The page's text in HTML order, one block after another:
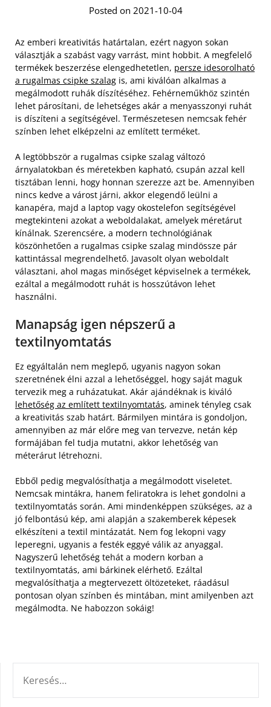
Posted on 2021-10-04
Az emberi kreativitás határtalan, ezért nagyon sokan
választják a szabást vagy varrást, mint hobbit. A megfelelő
termékek beszerzése elengedhetetlen, persze idesorolható
a rugalmas csipke szalag is, ami kiválóan alkalmas a
megálmodott ruhák díszítéséhez. Fehérneműkhöz szintén
lehet párosítani, de lehetséges akár a menyasszonyi ruhát
is díszíteni a segítségével. Természetesen nemcsak fehér
színben lehet elképzelni az említett terméket.
A legtöbbször a rugalmas csipke szalag változó
árnyalatokban és méretekben kapható, csupán azzal kell
tisztában lenni, hogy honnan szerezze azt be. Amennyiben
nincs kedve a várost járni, akkor elegendő leülni a
kanapéra, majd a laptop vagy okostelefon segítségével
megtekinteni azokat a weboldalakat, amelyek méretárut
kínálnak. Szerencsére, a modern technológiának
köszönhetően a rugalmas csipke szalag mindössze pár
kattintással megrendelhető. Javasolt olyan weboldalt
választani, ahol magas minőséget képviselnek a termékek,
ezáltal a megálmodott ruhát is hosszútávon lehet
használni.
Manapság igen népszerű a
textilnyomtatás
Ez egyáltalán nem meglepő, ugyanis nagyon sokan
szeretnének élni azzal a lehetőséggel, hogy saját maguk
tervezik meg a ruházatukat. Akár ajándéknak is kiváló
lehetőség az említett textilnyomtatás, aminek tényleg csak
a kreativitás szab határt. Bármilyen mintára is gondoljon,
amennyiben az már előre meg van tervezve, netán kép
formájában fel tudja mutatni, akkor lehetőség van
méterárut létrehozni.
Ebből pedig megvalósíthatja a megálmodott viseletet.
Nemcsak mintákra, hanem feliratokra is lehet gondolni a
textilnyomtatás során. Ami mindenképpen szükséges, az a
jó felbontású kép, ami alapján a szakemberek képesek
elkészíteni a textil mintázatát. Nem fog lekopni vagy
leperegni, ugyanis a festék eggyé válik az anyaggal.
Nagyszerű lehetőség tehát a modern korban a
textilnyomtatás, ami bárkinek elérhető. Ezáltal
megvalósíthatja a megtervezett öltözeteket, ráadásul
pontosan olyan színben és mintában, mint amilyenben azt
megálmodta. Ne habozzon sokáig!